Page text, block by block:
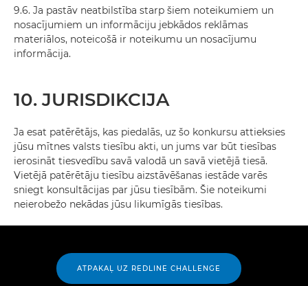
9.6. Ja pastāv neatbilstība starp šiem noteikumiem un
nosacījumiem un informāciju jebkādos reklāmas
materiālos, noteicošā ir noteikumu un nosacījumu
informācija.
10. JURISDIKCIJA
Ja esat patērētājs, kas piedalās, uz šo konkursu attieksies
jūsu mītnes valsts tiesību akti, un jums var būt tiesības
ierosināt tiesvedību savā valodā un savā vietējā tiesā.
Vietējā patērētāju tiesību aizstāvēšanas iestāde varēs
sniegt konsultācijas par jūsu tiesībām. Šie noteikumi
neierobežo nekādas jūsu likumīgās tiesības.
ATPAKAĻ UZ REDLINE CHALLENGE